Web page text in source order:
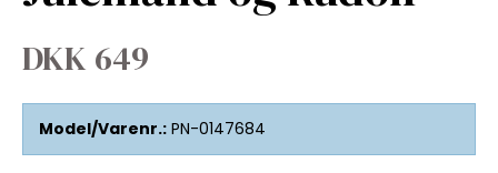
DKK 649
Model/Varenr.: PN-0147684